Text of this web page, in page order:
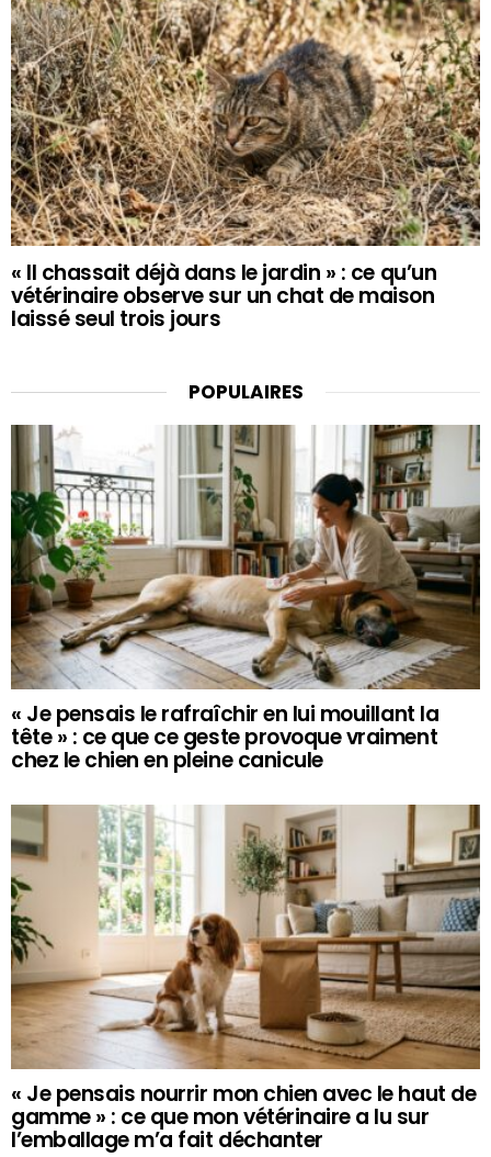
« Il chassait déjà dans le jardin » : ce qu’un
vétérinaire observe sur un chat de maison
laissé seul trois jours
POPULAIRES
« Je pensais le rafraîchir en lui mouillant la
tête » : ce que ce geste provoque vraiment
chez le chien en pleine canicule
« Je pensais nourrir mon chien avec le haut de
gamme » : ce que mon vétérinaire a lu sur
l’emballage m’a fait déchanter